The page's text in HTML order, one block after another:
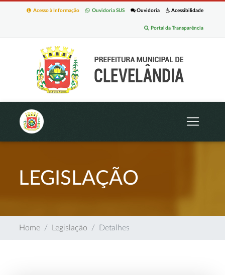
Acessibilidade
Ouvidoria
Ouvidoria SUS
Acesso à Informação
Portal da Transparência
LEGISLAÇÃO
Home Legislação Detalhes